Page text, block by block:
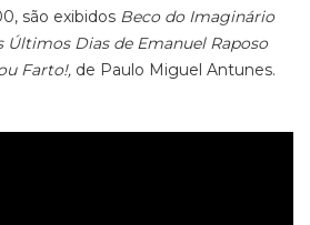
são exibidos Beco do Imaginário
Últimos Dias de Emanuel Raposo
Farto!, de Paulo Miguel Antunes.